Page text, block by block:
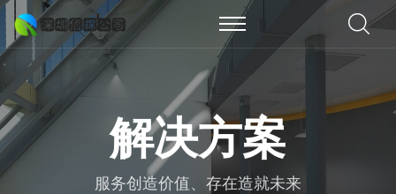
解决方案
服务创造价值、存在造就未来